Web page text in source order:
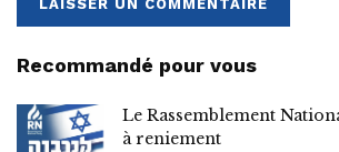
Recommandé pour vous
Le Rassemblement
à reniement